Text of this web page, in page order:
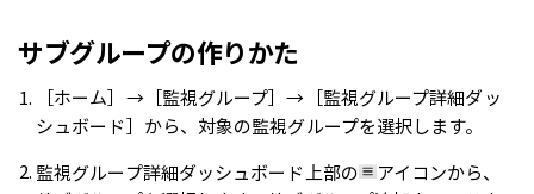
サブグループの作りかた
［ホーム］→［監視グループ］→［監視グループ詳細ダッ
シュボード］から、対象の監視グループを選択します。
監視グループ詳細ダッシュボード上部の
アイコンから、